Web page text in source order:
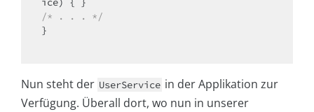
/* . . . */
}
Nun steht der UserService in der Applikation zur
Verfügung. Überall dort, wo nun in unserer